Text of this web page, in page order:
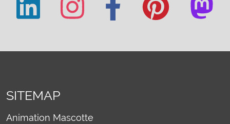
SITEMAP
Animation Mascotte